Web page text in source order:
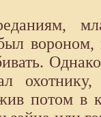
вороном,
потом в